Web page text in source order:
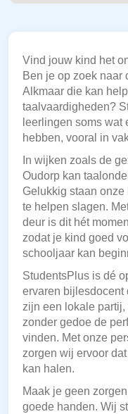
Vind jouw kind het
Ben je op zoek naar
Alkmaar die kan
taalvaardigheden?
leerlingen soms wat
hebben, vooral in
In wijken zoals de
Oudorp kan
Gelukkig staan
te helpen slagen.
deur is dit hét
zodat je kind goed
schooljaar kan
StudentsPlus is dé
ervaren bijlesdocent
zijn een lokale
zonder gedoe de
vinden. Met onze
zorgen wij ervoor
kan halen.
Maak je geen
goede handen. Wij